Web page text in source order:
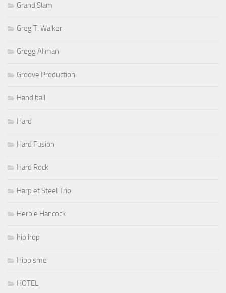
Grand Slam
Greg T. Walker
Gregg Allman
Groove Production
Hand ball
Hard
Hard Fusion
Hard Rock
Harp et Steel Trio
Herbie Hancock
hip hop
Hippisme
HOTEL